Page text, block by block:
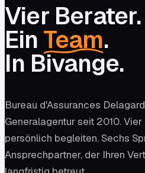
Vier Berater.
Ein Team.
In Bivange.
Bureau d'Assurances
Generalagentur seit 2010. Vier
persönlich begleiten. Sechs
Ansprechpartner, der Ihren